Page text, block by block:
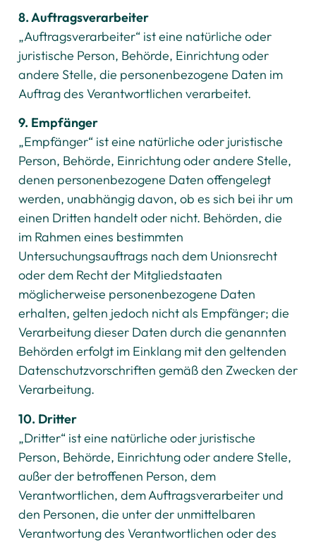
8. Auftragsverarbeiter
„Auftragsverarbeiter“ ist eine natürliche oder
juristische Person, Behörde, Einrichtung oder
andere Stelle, die personenbezogene Daten im
Auftrag des Verantwortlichen verarbeitet.
9. Empfänger
„Empfänger“ ist eine natürliche oder juristische
Person, Behörde, Einrichtung oder andere Stelle,
denen personenbezogene Daten offengelegt
werden, unabhängig davon, ob es sich bei ihr um
einen Dritten handelt oder nicht. Behörden, die
im Rahmen eines bestimmten
Untersuchungsauftrags nach dem Unionsrecht
oder dem Recht der Mitgliedstaaten
möglicherweise personenbezogene Daten
erhalten, gelten jedoch nicht als Empfänger; die
Verarbeitung dieser Daten durch die genannten
Behörden erfolgt im Einklang mit den geltenden
Datenschutzvorschriften gemäß den Zwecken der
Verarbeitung.
10. Dritter
„Dritter“ ist eine natürliche oder juristische
Person, Behörde, Einrichtung oder andere Stelle,
außer der betroffenen Person, dem
Verantwortlichen, dem Auftragsverarbeiter und
den Personen, die unter der unmittelbaren
Verantwortung des Verantwortlichen oder des